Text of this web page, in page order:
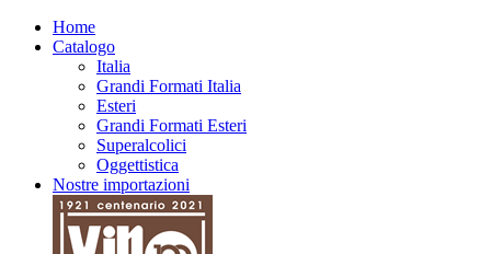
Home
Catalogo
Italia
Grandi Formati Italia
Esteri
Grandi Formati Esteri
Superalcolici
Oggettistica
Nostre importazioni